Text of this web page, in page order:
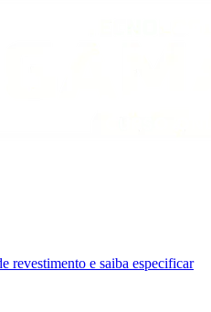
revestimento e saiba especificar